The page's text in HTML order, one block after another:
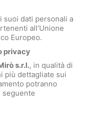
suoi dati personali a
all’Unione
Europeo.
privacy
s.r.l., in qualità di
più dettagliate sui
potranno
seguente